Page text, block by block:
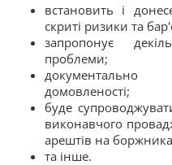
встановить і
скриті ризики та
запропонує
проблеми;
домовленості;
буде
виконавчого
арештів на
та інше.